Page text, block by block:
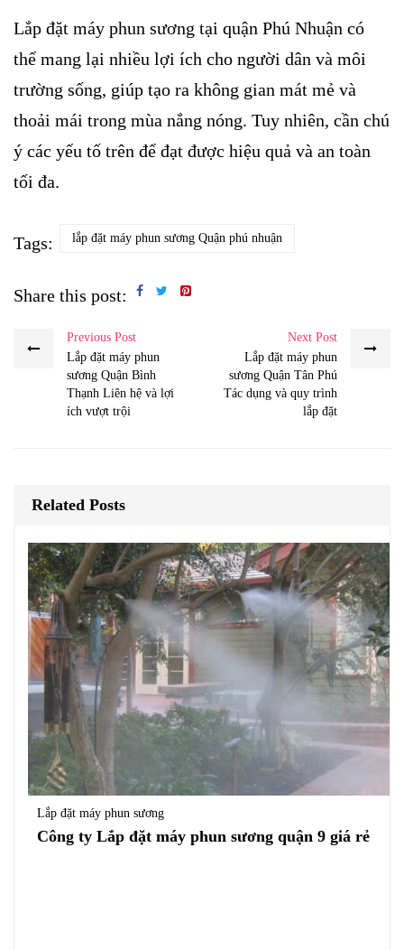
Lắp đặt máy phun sương tại quận Phú Nhuận có
thể mang lại nhiều lợi ích cho người dân và môi
trường sống, giúp tạo ra không gian mát mẻ và
thoải mái trong mùa nắng nóng. Tuy nhiên, cần chú
ý các yếu tố trên để đạt được hiệu quả và an toàn
tối đa.
Tags: lắp đặt máy phun sương Quận phú nhuận
Share this post:
Previous Post
Lắp đặt máy phun
sương Quận Bình
Thạnh Liên hệ và lợi
ích vượt trội
Next Post
Lắp đặt máy phun
sương Quận Tân Phú
Tác dụng và quy trình
lắp đặt
Related Posts
Lắp đặt máy phun sương
Công ty Lắp đặt máy phun sương quận 9 giá rẻ